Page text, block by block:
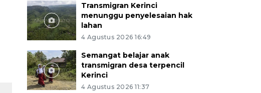
Transmigran Kerinci
menunggu penyelesaian hak
lahan
4 Agustus 2026 16:49
Semangat belajar anak
transmigran desa terpencil
Kerinci
4 Agustus 2026 11:37